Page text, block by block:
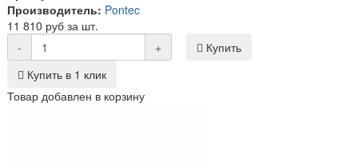
Производитель: Pontec
11 810 руб за шт.
-
+
Купить
Купить в 1 клик
Товар добавлен в корзину